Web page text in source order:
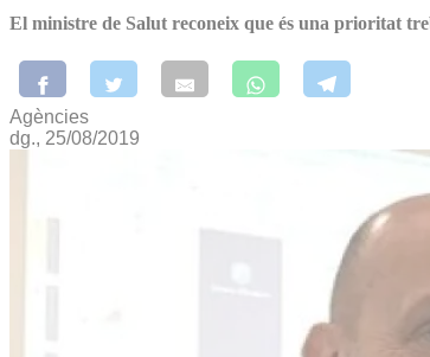
El ministre de Salut reconeix que és una prioritat
Agències
dg., 25/08/2019